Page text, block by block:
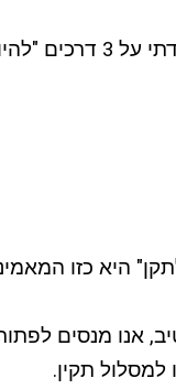
עם אנשים":
היא כזו
אנו מנסים
למסלול תקין.